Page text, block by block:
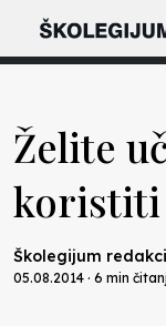
Želite
koristiti
Školegijum
05.08.2014 · 6 min